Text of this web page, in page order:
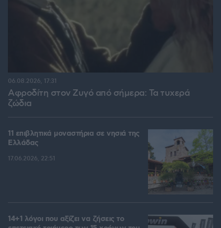
Αφροδίτη στον Ζυγό από σήμερα: Τα τυχερά
ζώδια
06.08.2026, 17:31
11 επιβλητικά μοναστήρια σε νησιά της
Ελλάδας
17.06.2026, 22:51
14+1 λόγοι που αξίζει να ζήσεις το